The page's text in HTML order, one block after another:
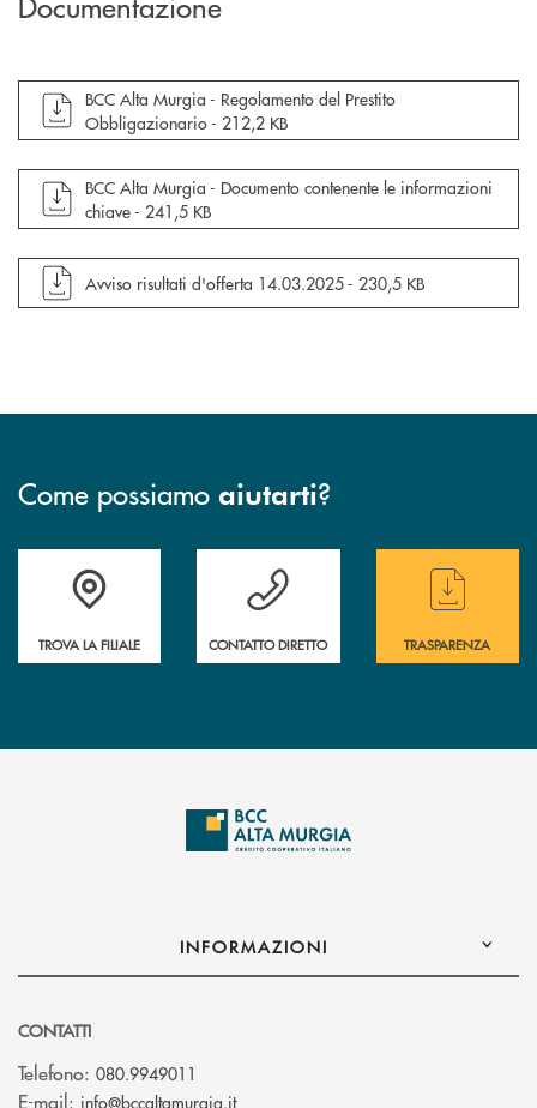
apre documento in una nuova finestra
BCC Alta Murgia - Regolamento del Prestito
Obbligazionario - 212,2 KB
apre documento in una nuova finestra
BCC Alta Murgia - Documento contenente le informazioni
chiave - 241,5 KB
apre documento in una nuova finestra
Avviso risultati d'offerta 14.03.2025 - 230,5 KB
Come possiamo aiutarti?
Accedi all' elenco completo delle filiali
TROVA LA FILIALE
Hai bisogno di assistenza immediata ?
CONTATTO DIRETTO
Hai bisogno di
TRASPARENZA
INFORMAZIONI
CONTATTI
Telefono: 080.9949011
E-mail: info@bccaltamurgia.it(si apre l’app di posta elettronica)